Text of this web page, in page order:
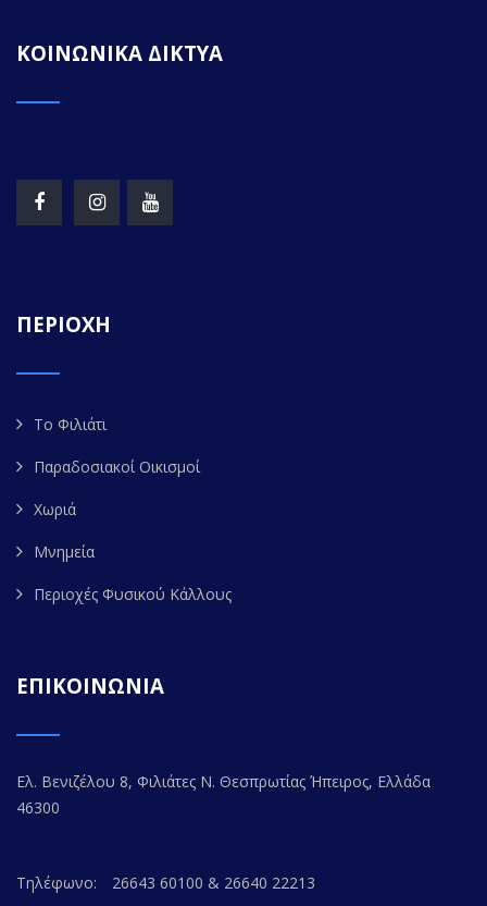
ΚΟΙΝΩΝΙΚΑ ΔΙΚΤΥΑ
ΠΕΡΙΟΧΗ
Το Φιλιάτι
Παραδοσιακοί Οικισμοί
Χωριά
Μνημεία
Περιοχές Φυσικού Κάλλους
ΕΠΙΚΟΙΝΩΝΙΑ
Ελ. Βενιζέλου 8, Φιλιάτες Ν. Θεσπρωτίας Ήπειρος, Ελλάδα
46300
Τηλέφωνο: 26643 60100 & 26640 22213